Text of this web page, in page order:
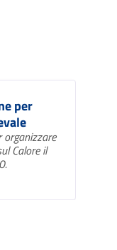
per
organizzare
Calore il